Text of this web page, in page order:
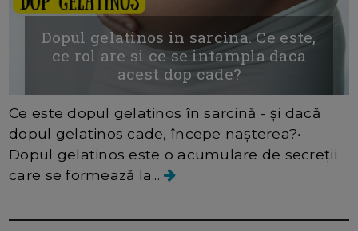
Dopul gelatinos in sarcina. Ce este,
ce rol are si ce se intampla daca
acest dop cade?
Ce este dopul gelatinos în sarcină - și dacă
dopul gelatinos cade, începe nașterea?•
Dopul gelatinos este o acumulare de secreții
care se formează la...